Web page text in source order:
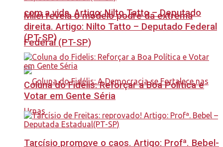
com a vida. Artigo: Nilto Tatto – Deputado
Federal (PT-SP)
Milei revela o modelo podre da extrema
direita. Artigo: Nilto Tatto – Deputado Federal
(PT-SP)
Coluna do Fidelis: Reforçar a Boa Política e
Votar em Gente Séria
Tarcísio promove o caos. Artigo: Profª. Bebel-